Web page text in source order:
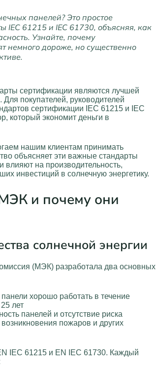
панелей? Это простое
IEC 61215 и IEC 61730, объясняя, как
Узнайте, почему
немного дороже, но существенно
сертификации являются лучшей
покупателей, руководителей
сертификации IEC 61215 и IEC
который экономит деньги в
нашим клиентам принимать
объясняет эти важные стандарты
влияют на производительность,
инвестиций в солнечную энергетику.
и почему они
солнечной энергии
(МЭК) разработала два основных
хорошо работать в течение
лет
панелей и отсутствие риска
пожаров и других
IEC 61215 и EN IEC 61730. Каждый